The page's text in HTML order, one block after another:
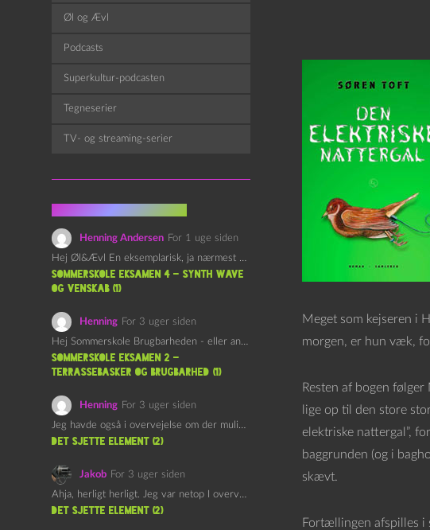
Meget som kejseren i
morgen, er hun væk,
Resten af bogen
lige op til den store
elektriske nattergal”,
baggrunden (og i
skævt.
Fortællingen afspilles i
Øl og Ævl
Podcasts
Superkultur-podcasten
Tegneserier
TV- og streaming-serier
Henning Andersen For 1 uge siden
Hej Øl&Ævl En eksemplarisk, ja nærmest yndefuld, afslutning på SOMMERSKOLEN.…
Sommerskole Eksamen 4 – Synth Wave
og Venskab (1)
Henning For 3 uger siden
Hej Sommerskole Brugbarheden - eller anvendeligheden - af "Øl&Ævl" er…
Sommerskole Eksamen 2 –
Terrassebasker og Brugbarhed (1)
Henning For 3 uger siden
Jeg havde også i overvejelse om der muligvis kunne være…
det sjette element (2)
Jakob For 3 uger siden
Ahja, herligt herligt. Jeg var netop I overvejelser om at…
det sjette element (2)